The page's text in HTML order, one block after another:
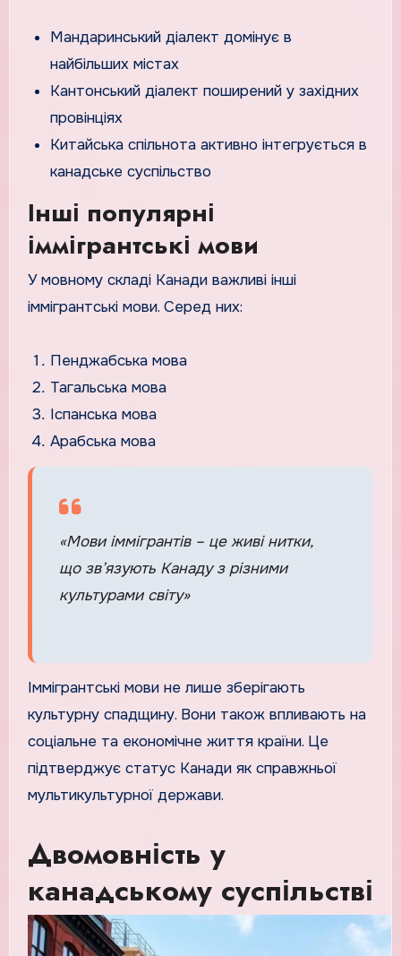
Мандаринський діалект домінує в
найбільших містах
Кантонський діалект поширений у західних
провінціях
Китайська спільнота активно інтегрується в
канадське суспільство
Інші популярні
іммігрантські мови
У мовному складі Канади важливі інші
іммігрантські мови. Серед них:
Пенджабська мова
Тагальська мова
Іспанська мова
Арабська мова
«Мови іммігрантів – це живі нитки,
що зв’язують Канаду з різними
культурами світу»
Іммігрантські мови не лише зберігають
культурну спадщину. Вони також впливають на
соціальне та економічне життя країни. Це
підтверджує статус Канади як справжньої
мультикультурної держави.
Двомовність у
канадському суспільстві